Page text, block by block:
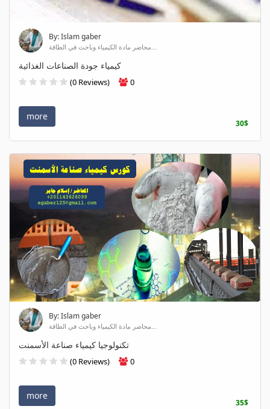
By: Islam gaber
محاضر مادة الكيمياء وباحث في الطاقة...
كيمياء جودة الصناعات الغذائية
(0 Reviews) 0
more
30$
By: Islam gaber
محاضر مادة الكيمياء وباحث في الطاقة...
تكنولوجيا كيمياء صناعة الأسمنت
(0 Reviews) 0
more
35$